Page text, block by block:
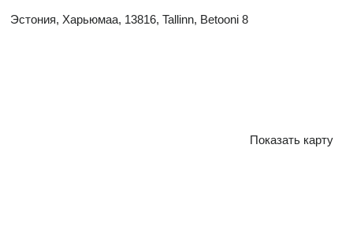
Эстония, Харьюмаа, 13816, Tallinn, Betooni 8
Показать карту